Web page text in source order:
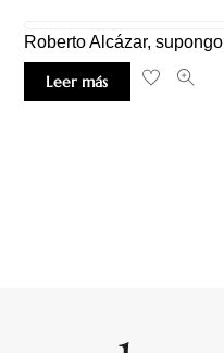
Roberto Alcázar, supongo
Leer más